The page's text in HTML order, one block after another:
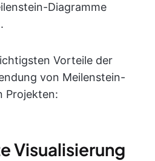
Diagramme
Vorteile der
von Meilenstein-
Projekten:
Visualisierung